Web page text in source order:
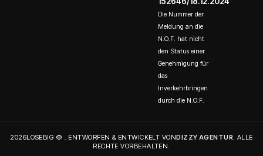
Die Nummer der
Meldung an die
N.O.F. hat nicht
den Status einer
Genehmigung für
das
Inverkehrbringen
durch die N.O.F.
2026LOSEBIG © . ENTWORFEN & ENTWICKELT VONDIZZY AGENTUR. ALLE
RECHTE VORBEHALTEN.